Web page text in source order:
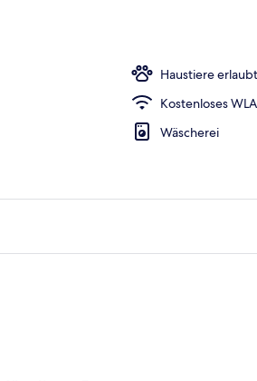
Haustiere erlaubt
Kostenloses
Wäscherei